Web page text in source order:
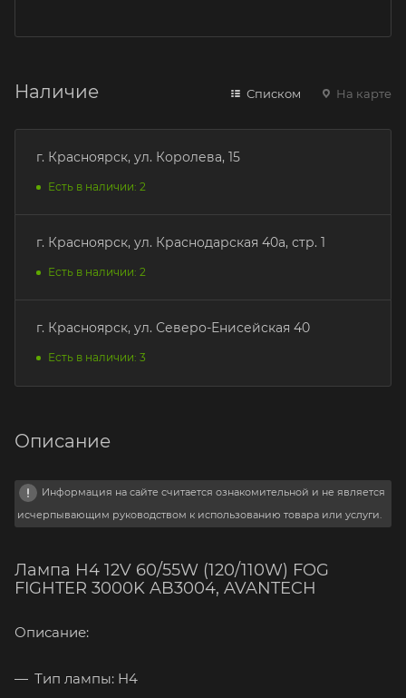
Наличие Списком На карте
г. Красноярск, ул. Королева, 15
Есть в наличии: 2
г. Красноярск, ул. Краснодарская 40а, стр. 1
Есть в наличии: 2
г. Красноярск, ул. Северо-Енисейская 40
Есть в наличии: 3
Описание
Информация на сайте считается ознакомительной и не является
исчерпывающим руководством к использованию товара или услуги.
Лампа H4 12V 60/55W (120/110W) FOG
FIGHTER 3000K AB3004, AVANTECH
Описание:
Тип лампы: H4